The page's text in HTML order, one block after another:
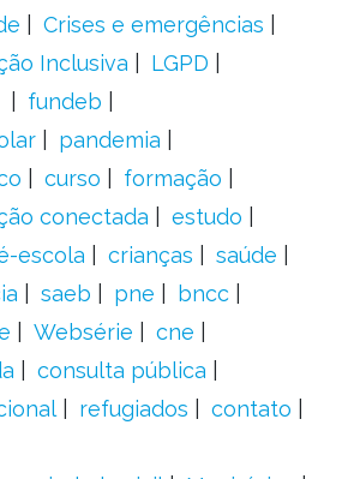
Crises e emergências
Inclusiva
LGPD
fundeb
pandemia
curso
formação
conectada
estudo
escola crianças
saúde
saeb pne
bncc
Websérie
cne
consulta pública
refugiados
contato